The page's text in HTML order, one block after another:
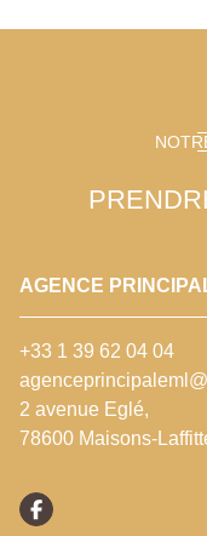
AGENCE
+33 1 39 62 04 04
2 avenue Eglé,
78600 Maisons-